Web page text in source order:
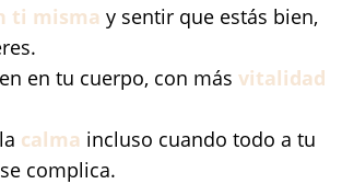
ti misma y sentir que estás bien,
en tu cuerpo, con más vitalidad
calma incluso cuando todo a tu
complica.